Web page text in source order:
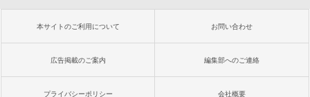
本サイトのご利用について お問い合わせ
広告掲載のご案内 編集部へのご連絡
プライバシーポリシー 会社概要